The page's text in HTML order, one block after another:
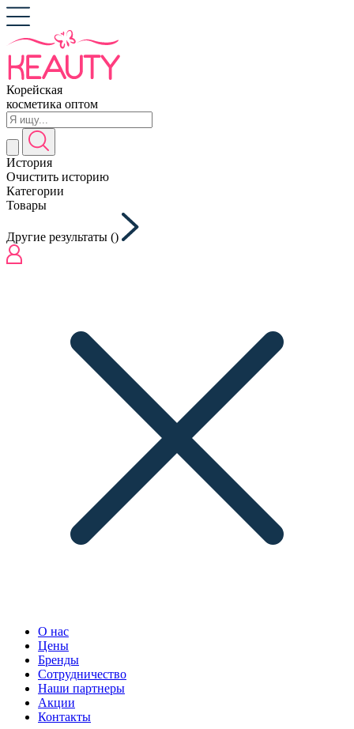
Корейская
косметика оптом
История
Очистить историю
Категории
Товары
Другие результаты ()
О нас
Цены
Бренды
Сотрудничество
Наши партнеры
Акции
Контакты